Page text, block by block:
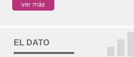
ver más
EL DATO